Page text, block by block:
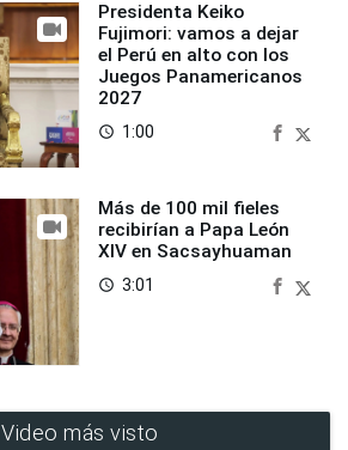
Presidenta Keiko
Fujimori: vamos a dejar
el Perú en alto con los
Juegos Panamericanos
2027
access_time 1:00
Más de 100 mil fieles
recibirían a Papa León
XIV en Sacsayhuaman
access_time 3:01
Video más visto